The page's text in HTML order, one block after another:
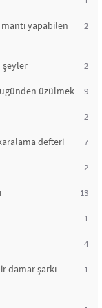
yapabilen
2
şeyler 2
üzülmek 9
2
defteri 7
2
13
1
4
damar şarkı
1